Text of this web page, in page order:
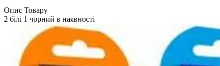
Опис Товару
2 білі 1 чорний в наявності